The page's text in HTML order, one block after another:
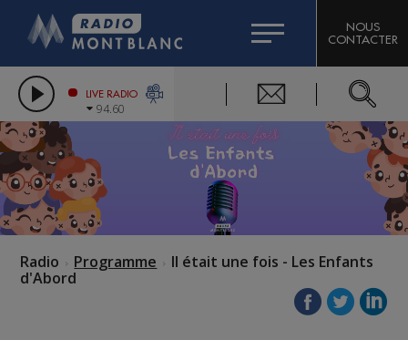
LES CHRONIQUES DE L'EXPERT
CITIZEN MACHINERY
GRAND MASSIF DOMAINES SKIABLES
BIGARD
COMPAGNIE DU MONT-BLANC
NOUS
CONTACTER
LIVE RADIO
94.60
Radio Programme
Il était une fois - Les Enfants
d'Abord